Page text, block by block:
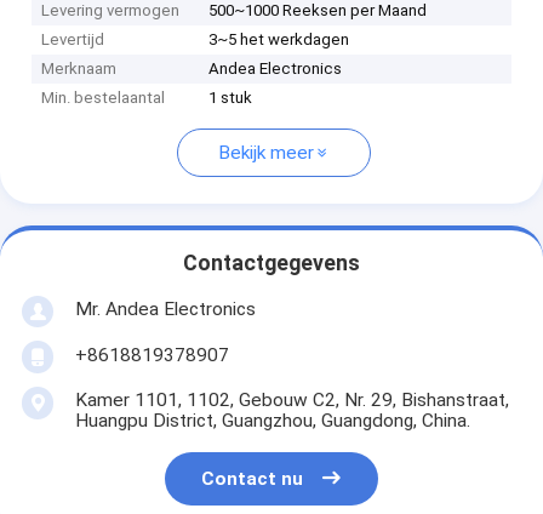
Levering vermogen
500~1000 Reeksen per Maand
Levertijd
3~5 het werkdagen
Merknaam
Andea Electronics
Min. bestelaantal
1 stuk
Bekijk meer
Contactgegevens
Mr. Andea Electronics
+8618819378907
Kamer 1101, 1102, Gebouw C2, Nr. 29, Bishanstraat,
Huangpu District, Guangzhou, Guangdong, China.
Contact nu